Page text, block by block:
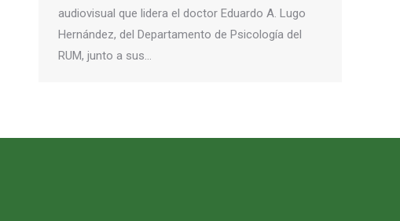
audiovisual que lidera el doctor Eduardo A. Lugo
Hernández, del Departamento de Psicología del
RUM, junto a sus…